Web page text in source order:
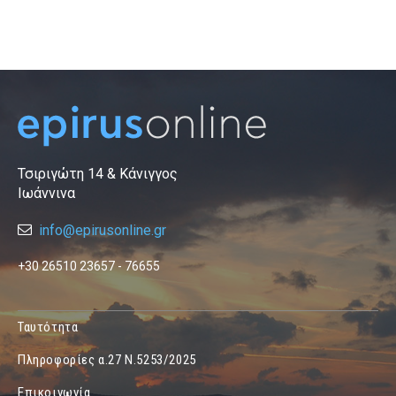
Τσιριγώτη 14 & Κάνιγγος
Ιωάννινα
info@epirusonline.gr
+30 26510 23657 - 76655
Ταυτότητα
Πληροφορίες α.27 Ν.5253/2025
Επικοινωνία